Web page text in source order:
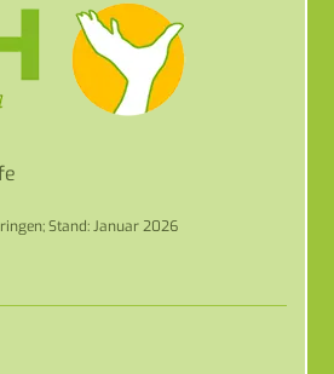
Top
Stand: Januar 2026